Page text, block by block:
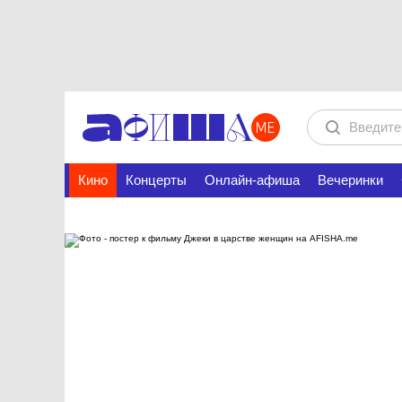
Кино Концерты Онлайн-афиша Вечеринки